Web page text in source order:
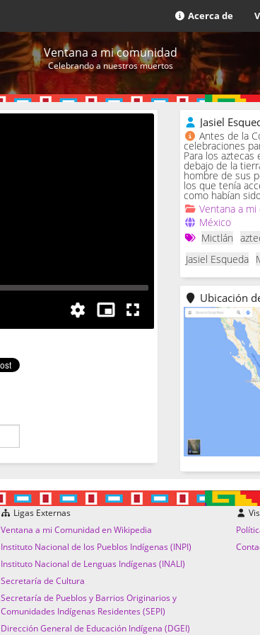
Acerca de
Ventana a mi comunidad
Celebrando a nuestros muertos
Jasiel
Antes de la
celebraciones
Para los
debajo de la
hombre de sus
los que tenía
como habían
Ventana a
México
Mictlán
Jasiel Esqueda
Ubicación
Ligas Externas
Ventana a mi Comunidad en Wikipedia
Instituto Nacional de los Pueblos Indígenas (INPI)
Instituto Nacional de Lenguas Indígenas (INALI)
Secretaría de Cultura
Secretaría de Pueblos y Barrios Originarios y
Comunidades Indígenas Residentes (SEPI)
Dirección General de Educación Indígena (DGEI)